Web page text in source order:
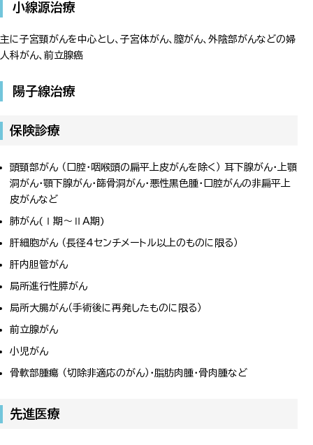
小線源治療
主に子宮頸がんを中心とし、子宮体がん、膣がん、外陰部がんなどの婦
人科がん、前立腺癌
陽子線治療
保険診療
頭頸部がん （口腔・咽喉頭の扁平上皮がんを除く） 耳下腺がん・上顎
洞がん・顎下腺がん・篩骨洞がん・悪性黒色腫・口腔がんの非扁平上
皮がんなど
肺がん(Ⅰ期～ⅡA期)
肝細胞がん （長径4センチメートル以上のものに限る）
肝内胆管がん
局所進行性膵がん
局所大腸がん（手術後に再発したものに限る）
前立腺がん
小児がん
骨軟部腫瘍 （切除非適応のがん）・脂肪肉腫・骨肉腫など
先進医療